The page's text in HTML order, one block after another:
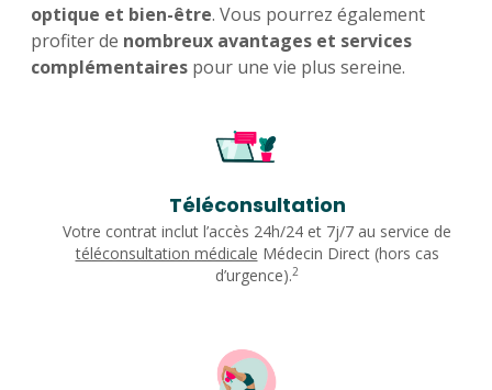
optique et bien-être. Vous pourrez également
profiter de nombreux avantages et services
complémentaires pour une vie plus sereine.
Téléconsultation
Votre contrat inclut l’accès 24h/24 et 7j/7 au service de
téléconsultation médicale Médecin Direct (hors cas
d’urgence).2